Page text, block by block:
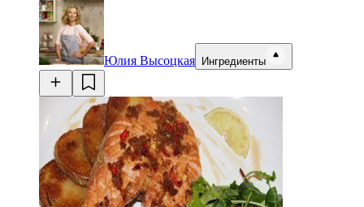
Юлия Высоцкая Ингредиенты